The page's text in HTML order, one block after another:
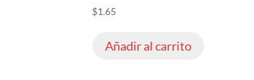
$1.65
Añadir al carrito